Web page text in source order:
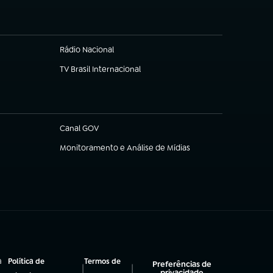
Rádio Nacional
(abre em nova aba)
TV Brasil Internacional
(abre em nova aba)
Canal GOV
(abre em nova aba)
Monitoramento e Análise de Mídias
(abre em nova aba)
Política de
|Termos de
|
Preferências de